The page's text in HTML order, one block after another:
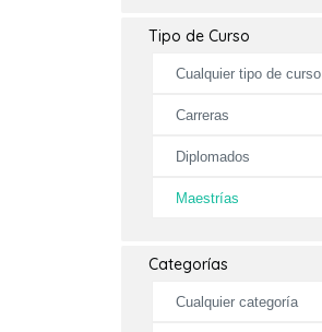
Tipo de Curso
Cualquier tipo de curso
Carreras
Diplomados
Maestrías
Categorías
Cualquier categoría